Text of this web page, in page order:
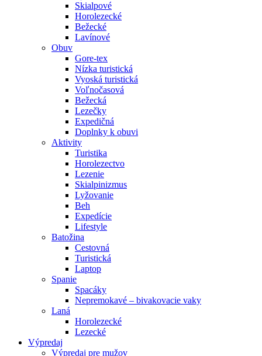
Skialpové
Horolezecké
Bežecké
Lavínové
Obuv
Gore-tex
Nízka turistická
Vyoská turistická
Voľnočasová
Bežecká
Lezečky
Expedičná
Doplnky k obuvi
Aktivity
Turistika
Horolezectvo
Lezenie
Skialpinizmus
Lyžovanie
Beh
Expedície
Lifestyle
Batožina
Cestovná
Turistická
Laptop
Spanie
Spacáky
Nepremokavé – bivakovacie vaky
Laná
Horolezecké
Lezecké
Výpredaj
Výpredaj pre mužov